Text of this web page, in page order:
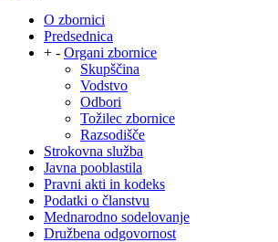
O zbornici
Predsednica
+ - Organi zbornice
Skupščina
Vodstvo
Odbori
Tožilec zbornice
Razsodišče
Strokovna služba
Javna pooblastila
Pravni akti in kodeks
Podatki o članstvu
Mednarodno sodelovanje
Družbena odgovornost